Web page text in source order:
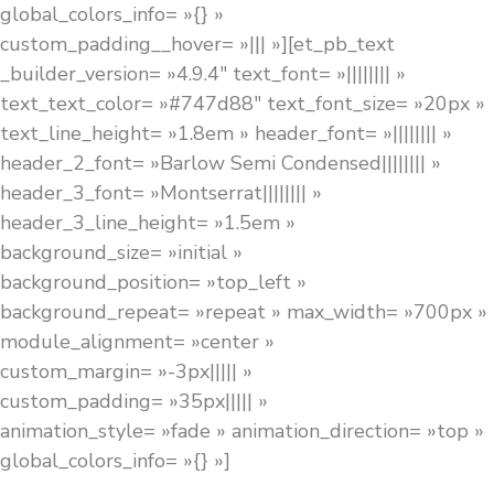
global_colors_info= »{} »
custom_padding__hover= »||| »][et_pb_text
_builder_version= »4.9.4″ text_font= »|||||||| »
text_text_color= »#747d88″ text_font_size= »20px »
text_line_height= »1.8em » header_font= »|||||||| »
header_2_font= »Barlow Semi Condensed|||||||| »
header_3_font= »Montserrat|||||||| »
header_3_line_height= »1.5em »
background_size= »initial »
background_position= »top_left »
background_repeat= »repeat » max_width= »700px »
module_alignment= »center »
custom_margin= »-3px||||| »
custom_padding= »35px||||| »
animation_style= »fade » animation_direction= »top »
global_colors_info= »{} »]